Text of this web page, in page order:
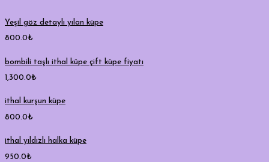
Yeşil göz detaylı yılan küpe
800.0₺
bombili taşlı ithal küpe çift küpe fiyatı
1,300.0₺
ithal kurşun küpe
800.0₺
ithal yıldızlı halka küpe
950.0₺